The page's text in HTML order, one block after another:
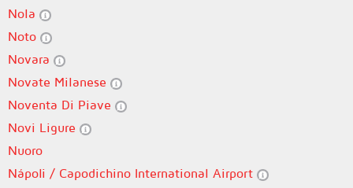
Nola
Noto
Novara
Novate Milanese
Noventa Di Piave
Novi Ligure
Nuoro
Nápoli / Capodichino International Airport